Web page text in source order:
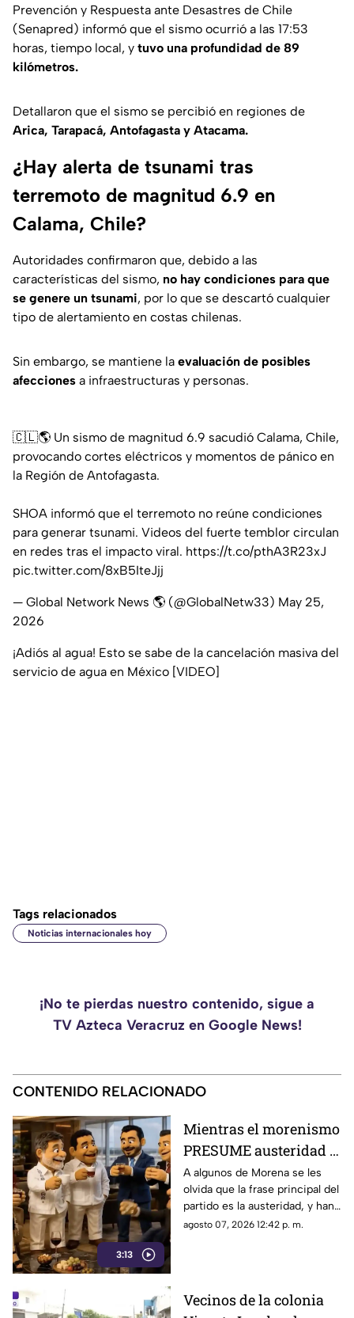
Prevención y Respuesta ante Desastres de Chile
(Senapred) informó que el sismo ocurrió a las 17:53
horas, tiempo local, y tuvo una profundidad de 89
kilómetros.
Detallaron que el sismo se percibió en regiones de
Arica, Tarapacá, Antofagasta y Atacama.
¿Hay alerta de tsunami tras
terremoto de magnitud 6.9 en
Calama, Chile?
Autoridades confirmaron que, debido a las
características del sismo, no hay condiciones para que
se genere un tsunami, por lo que se descartó cualquier
tipo de alertamiento en costas chilenas.
Sin embargo, se mantiene la evaluación de posibles
afecciones a infraestructuras y personas.
🇨🇱🌎 Un sismo de magnitud 6.9 sacudió Calama, Chile,
provocando cortes eléctricos y momentos de pánico en
la Región de Antofagasta.
SHOA informó que el terremoto no reúne condiciones
para generar tsunami. Videos del fuerte temblor circulan
en redes tras el impacto viral. https://t.co/pthA3R23xJ
pic.twitter.com/8xB5IteJjj
— Global Network News 🌎 (@GlobalNetw33) May 25,
2026
¡Adiós al agua! Esto se sabe de la cancelación masiva del
servicio de agua en México [VIDEO]
Tags relacionados
Noticias internacionales hoy
¡No te pierdas nuestro contenido, sigue a
TV Azteca Veracruz en Google News!
CONTENIDO RELACIONADO
3:13
Mientras el morenismo
PRESUME austeridad a
algunos les vale
[VIDEOA]
A algunos de Morena se les
olvida que la frase principal del
partido es la austeridad, y han
sido captados recibiendo las
agosto 07, 2026 12:42 p. m.
Vecinos de la colonia